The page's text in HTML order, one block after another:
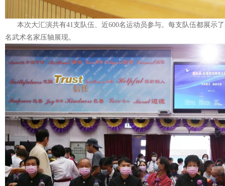
本次大汇演共有41支队伍、近600名运动员参与。每支队伍都展示
名武术名家压轴展现。